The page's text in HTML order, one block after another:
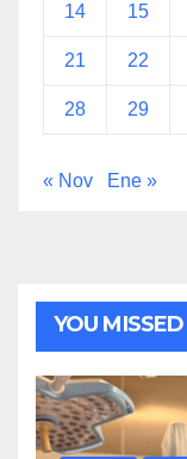
14 15
21 22
28 29
« Nov Ene »
YOU MISSED